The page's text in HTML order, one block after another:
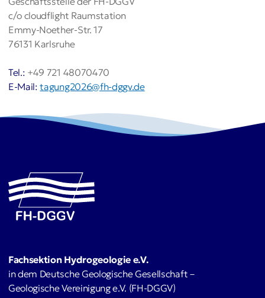
c/o cloudflight Raumstation
Emmy-Noether-Str. 17
76131 Karlsruhe
Tel.: +49 721 48070470
E-Mail: tagung2026@fh-dggv.de
Fachsektion Hydrogeologie e.V.
in dem Deutsche Geologische Gesellschaft –
Geologische Vereinigung e.V. (FH-DGGV)